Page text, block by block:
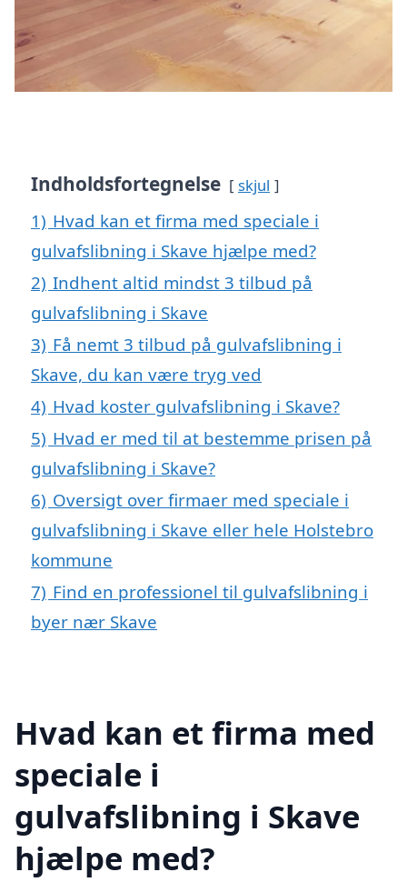
Indholdsfortegnelse skjul
1) Hvad kan et firma med speciale i
gulvafslibning i Skave hjælpe med?
2) Indhent altid mindst 3 tilbud på
gulvafslibning i Skave
3) Få nemt 3 tilbud på gulvafslibning i
Skave, du kan være tryg ved
4) Hvad koster gulvafslibning i Skave?
5) Hvad er med til at bestemme prisen på
gulvafslibning i Skave?
6) Oversigt over firmaer med speciale i
gulvafslibning i Skave eller hele Holstebro
kommune
7) Find en professionel til gulvafslibning i
byer nær Skave
Hvad kan et firma med
speciale i
gulvafslibning i Skave
hjælpe med?